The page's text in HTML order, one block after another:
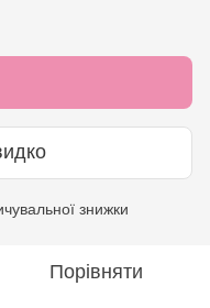
знижки
Порівняти